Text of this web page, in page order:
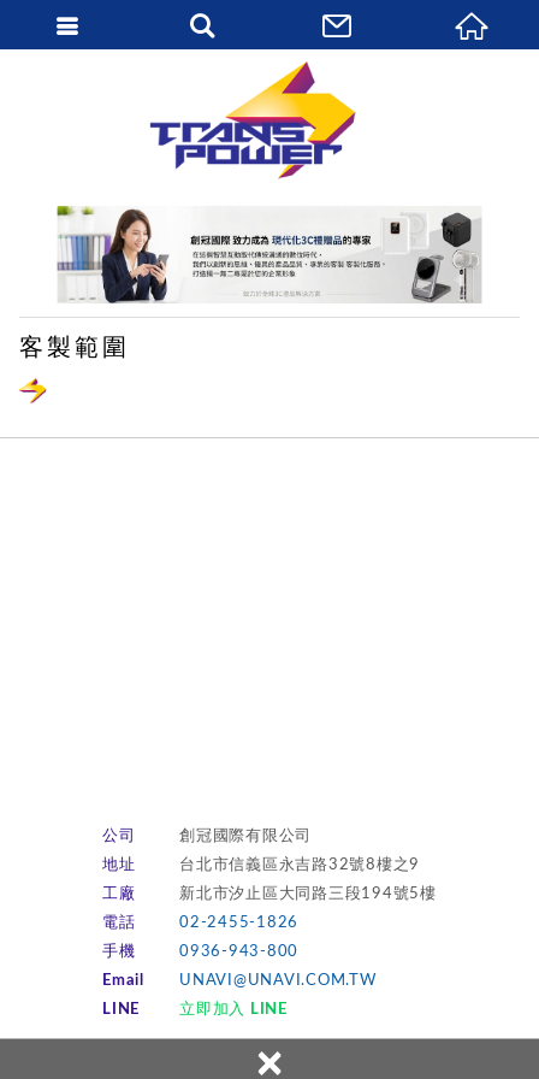
×
客製範圍
公司
創冠國際有限公司
地址
台北市信義區永吉路32號8樓之9
工廠
新北市汐止區大同路三段194號5樓
電話
02-2455-1826
手機
0936-943-800
Email
UNAVI@UNAVI.COM.TW
LINE
立即加入 LINE
繁體中文